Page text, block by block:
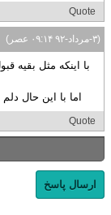
Quote
(۳-مرداد-۹۲ ۰۹:۱۴ عصر)
با اینکه مثل بقیه
اما با این حال
Quote
ارسال پاسخ